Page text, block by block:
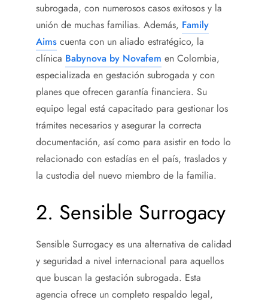
subrogada, con numerosos casos exitosos y la
unión de muchas familias. Además, Family
Aims cuenta con un aliado estratégico, la
clínica Babynova by Novafem en Colombia,
especializada en gestación subrogada y con
planes que ofrecen garantía financiera. Su
equipo legal está capacitado para gestionar los
trámites necesarios y asegurar la correcta
documentación, así como para asistir en todo lo
relacionado con estadías en el país, traslados y
la custodia del nuevo miembro de la familia.
2. Sensible Surrogacy
Sensible Surrogacy es una alternativa de calidad
y seguridad a nivel internacional para aquellos
que buscan la gestación subrogada. Esta
agencia ofrece un completo respaldo legal,